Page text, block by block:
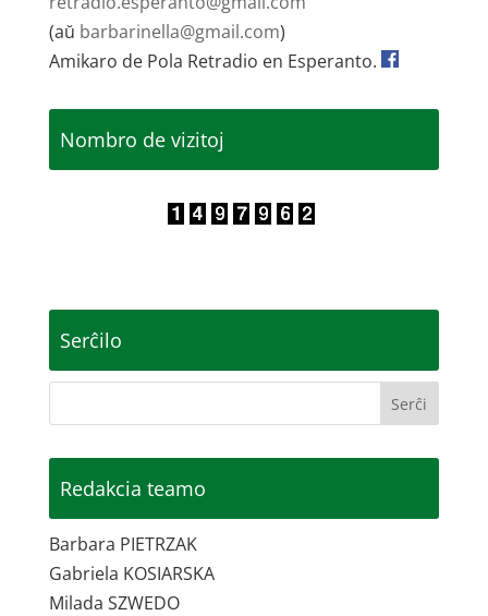
(aŭ barbarinella@gmail.com)
Amikaro de Pola Retradio en Esperanto.
Nombro de vizitoj
Serĉilo
Redakcia teamo
Barbara PIETRZAK
Gabriela KOSIARSKA
Milada SZWEDO